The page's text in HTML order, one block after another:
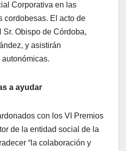
Corporativa en las
cordobesas. El acto de
Obispo de Córdoba,
y asistirán
a ayudar
con los VI Premios
de la entidad social de la
“la colaboración y